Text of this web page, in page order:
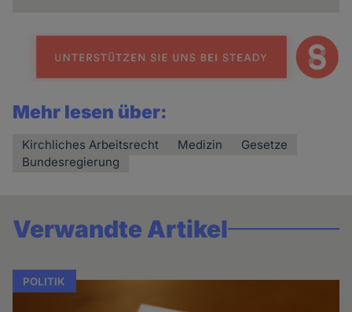
Mehr lesen über:
Kirchliches Arbeitsrecht Medizin
Gesetze
Bundesregierung
Verwandte Artikel
POLITIK